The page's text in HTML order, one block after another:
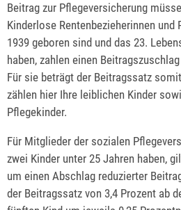
Beitrag zur Pflegeversicherung
Kinderlose Rentenbezieherinnen und
1939 geboren sind und das 23.
haben, zahlen einen
Für sie beträgt der Beitragssatz
zählen hier Ihre leiblichen Kinder
Pflegekinder.
Für Mitglieder der sozialen
zwei Kinder unter 25 Jahren haben,
um einen Abschlag reduzierter
der Beitragssatz von 3,4 Prozent ab